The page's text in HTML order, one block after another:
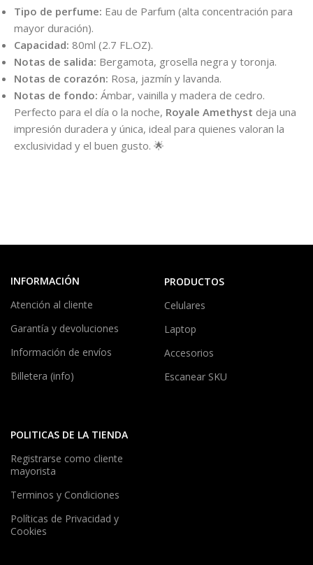
Tipo de perfume: Eau de Parfum (alta concentración para
mayor duración).
Capacidad: 80ml (2.7 FL.OZ).
Notas de salida: Bergamota, grosella negra y toronja.
Notas de corazón: Rosa, jazmín y lavanda.
Notas de fondo: Ámbar, vainilla y madera de cedro.
Perfecto para el día o la noche, Royale Amethyst deja una
impresión duradera y única, ideal para quienes valoran la
exclusividad y el buen gusto. 🌟
INFORMACIÓN
Atención al cliente
Garantía y devoluciones
Información de envíos
Billetera (info)
PRODUCTOS
Celulares
Laptop
Accesorios
Escanear SKU
POLITICAS DE LA TIENDA
Registrarse como cliente
mayorista
Terminos y Condiciones
Políticas de Privacidad y
Cookies